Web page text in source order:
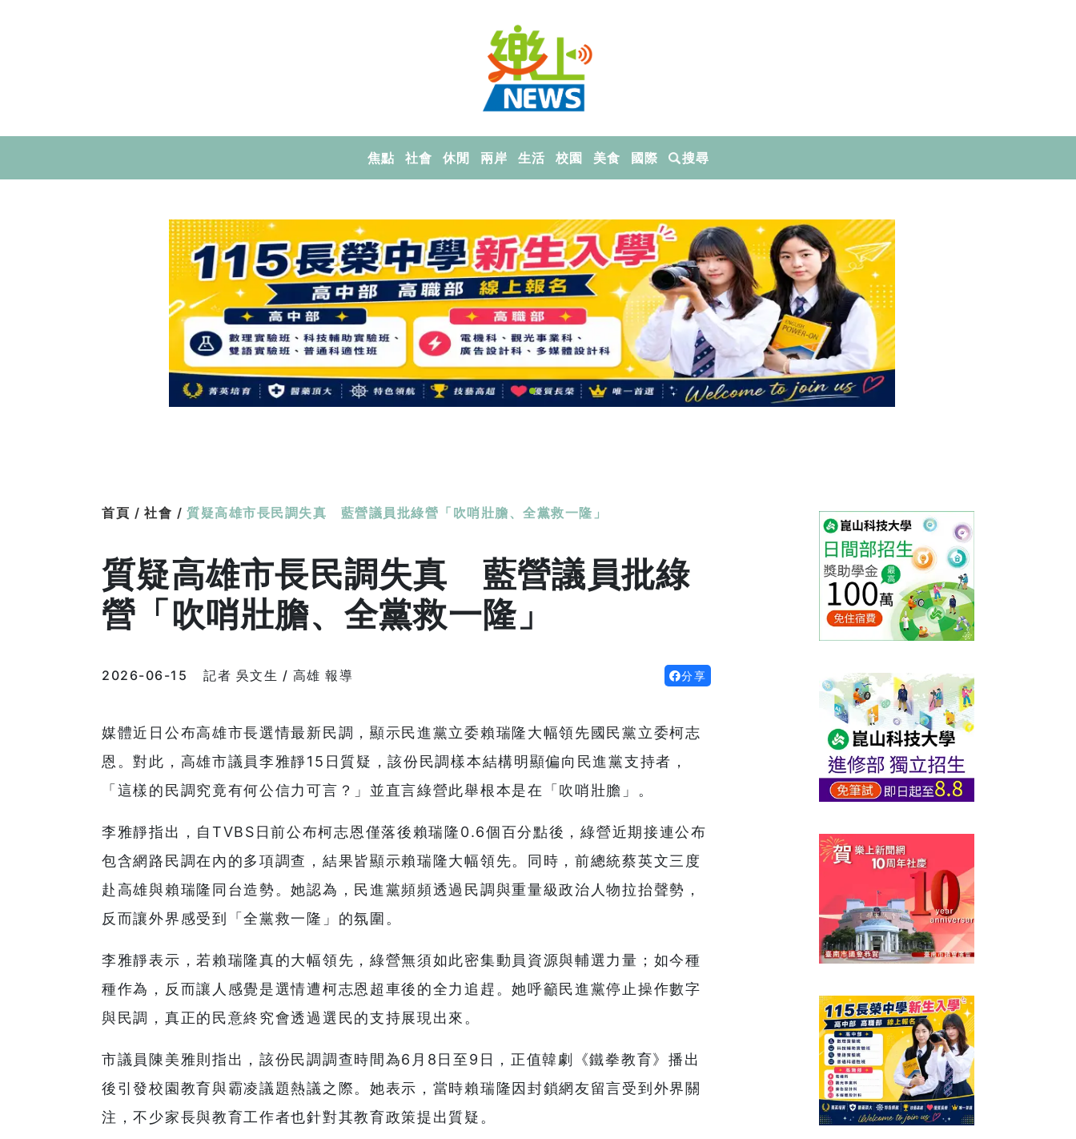
焦點 社會 休閒 兩岸 生活 校園 美食 國際 搜尋
首頁 / 社會 / 質疑高雄市長民調失真 藍營議員批綠營「吹哨壯膽、全黨救一隆」
質疑高雄市長民調失真 藍營議員批綠
營「吹哨壯膽、全黨救一隆」
2026-06-15 記者 吳文生 / 高雄 報導 分享
媒體近日公布高雄市長選情最新民調，顯示民進黨立委賴瑞隆大幅領先國民黨立委柯志
恩。對此，高雄市議員李雅靜15日質疑，該份民調樣本結構明顯偏向民進黨支持者，
「這樣的民調究竟有何公信力可言？」並直言綠營此舉根本是在「吹哨壯膽」。
李雅靜指出，自TVBS日前公布柯志恩僅落後賴瑞隆0.6個百分點後，綠營近期接連公布
包含網路民調在內的多項調查，結果皆顯示賴瑞隆大幅領先。同時，前總統蔡英文三度
赴高雄與賴瑞隆同台造勢。她認為，民進黨頻頻透過民調與重量級政治人物拉抬聲勢，
反而讓外界感受到「全黨救一隆」的氛圍。
李雅靜表示，若賴瑞隆真的大幅領先，綠營無須如此密集動員資源與輔選力量；如今種
種作為，反而讓人感覺是選情遭柯志恩超車後的全力追趕。她呼籲民進黨停止操作數字
與民調，真正的民意終究會透過選民的支持展現出來。
市議員陳美雅則指出，該份民調調查時間為6月8日至9日，正值韓劇《鐵拳教育》播出
後引發校園教育與霸凌議題熱議之際。她表示，當時賴瑞隆因封鎖網友留言受到外界關
注，不少家長與教育工作者也針對其教育政策提出質疑。